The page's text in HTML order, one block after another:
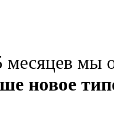
месяцев мы
новое